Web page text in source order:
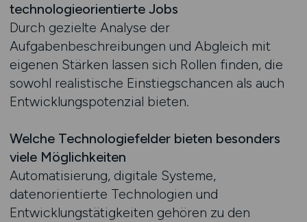
technologieorientierte Jobs
Durch gezielte Analyse der
Aufgabenbeschreibungen und Abgleich mit
eigenen Stärken lassen sich Rollen finden, die
sowohl realistische Einstiegschancen als auch
Entwicklungspotenzial bieten.
Welche Technologiefelder bieten besonders
viele Möglichkeiten
Automatisierung, digitale Systeme,
datenorientierte Technologien und
Entwicklungstätigkeiten gehören zu den